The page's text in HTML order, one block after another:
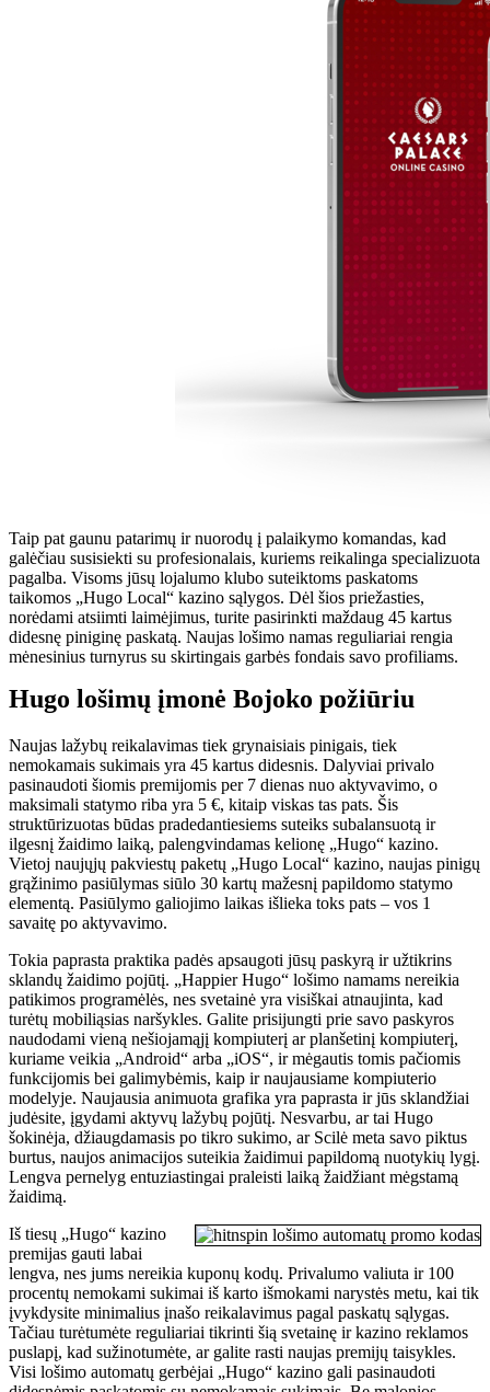
Taip pat gaunu patarimų ir nuorodų į palaikymo komandas, kad
galėčiau susisiekti su profesionalais, kuriems reikalinga specializuota
pagalba. Visoms jūsų lojalumo klubo suteiktoms paskatoms
taikomos „Hugo Local“ kazino sąlygos. Dėl šios priežasties,
norėdami atsiimti laimėjimus, turite pasirinkti maždaug 45 kartus
didesnę piniginę paskatą. Naujas lošimo namas reguliariai rengia
mėnesinius turnyrus su skirtingais garbės fondais savo profiliams.
Hugo lošimų įmonė Bojoko požiūriu
Naujas lažybų reikalavimas tiek grynaisiais pinigais, tiek
nemokamais sukimais yra 45 kartus didesnis. Dalyviai privalo
pasinaudoti šiomis premijomis per 7 dienas nuo aktyvavimo, o
maksimali statymo riba yra 5 €, kitaip viskas tas pats. Šis
struktūrizuotas būdas pradedantiesiems suteiks subalansuotą ir
ilgesnį žaidimo laiką, palengvindamas kelionę „Hugo“ kazino.
Vietoj naujųjų pakviestų paketų „Hugo Local“ kazino, naujas pinigų
grąžinimo pasiūlymas siūlo 30 kartų mažesnį papildomo statymo
elementą. Pasiūlymo galiojimo laikas išlieka toks pats – vos 1
savaitę po aktyvavimo.
Tokia paprasta praktika padės apsaugoti jūsų paskyrą ir užtikrins
sklandų žaidimo pojūtį. „Happier Hugo“ lošimo namams nereikia
patikimos programėlės, nes svetainė yra visiškai atnaujinta, kad
turėtų mobiliąsias naršykles. Galite prisijungti prie savo paskyros
naudodami vieną nešiojamąjį kompiuterį ar planšetinį kompiuterį,
kuriame veikia „Android“ arba „iOS“, ir mėgautis tomis pačiomis
funkcijomis bei galimybėmis, kaip ir naujausiame kompiuterio
modelyje. Naujausia animuota grafika yra paprasta ir jūs sklandžiai
judėsite, įgydami aktyvų lažybų pojūtį. Nesvarbu, ar tai Hugo
šokinėja, džiaugdamasis po tikro sukimo, ar Scilė meta savo piktus
burtus, naujos animacijos suteikia žaidimui papildomą nuotykių lygį.
Lengva pernelyg entuziastingai praleisti laiką žaidžiant mėgstamą
žaidimą.
Iš tiesų „Hugo“ kazino
premijas gauti labai
lengva, nes jums nereikia kuponų kodų. Privalumo valiuta ir 100
procentų nemokami sukimai iš karto išmokami narystės metu, kai tik
įvykdysite minimalius įnašo reikalavimus pagal paskatų sąlygas.
Tačiau turėtumėte reguliariai tikrinti šią svetainę ir kazino reklamos
puslapį, kad sužinotumėte, ar galite rasti naujas premijų taisykles.
Visi lošimo automatų gerbėjai „Hugo“ kazino gali pasinaudoti